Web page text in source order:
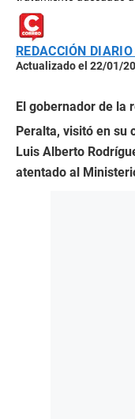
REDACCIÓN DIARIO
Actualizado el 22/01/
El gobernador de la
Peralta, visitó en su
Luis Alberto
atentado al